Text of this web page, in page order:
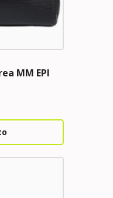
MM EPI